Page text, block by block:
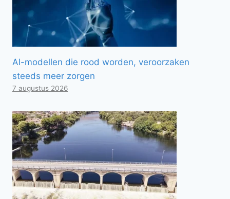
AI-modellen die rood worden, veroorzaken
steeds meer zorgen
7 augustus 2026